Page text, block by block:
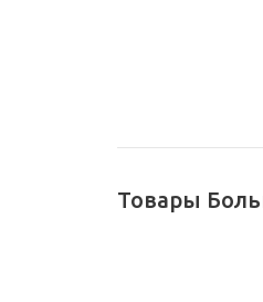
Товары